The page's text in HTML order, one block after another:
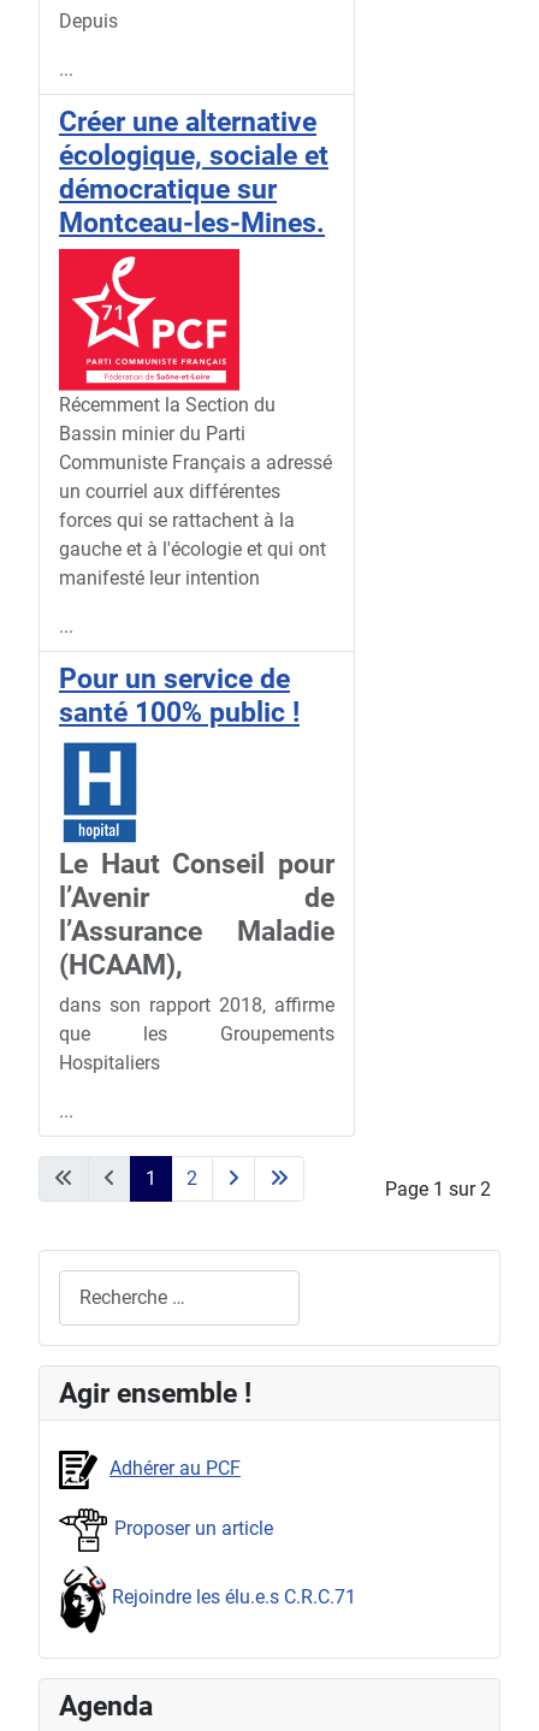
Depuis
...
Créer une alternative
écologique, sociale et
démocratique sur
Montceau-les-Mines.
Récemment la Section du
Bassin minier du Parti
Communiste Français a adressé
un courriel aux différentes
forces qui se rattachent à la
gauche et à l'écologie et qui ont
manifesté leur intention
...
Pour un service de
santé 100% public !
Le Haut Conseil pour
l’Avenir de
l’Assurance Maladie
(HCAAM),
dans son rapport 2018, affirme
que les Groupements
Hospitaliers
...
Page 1 sur 2
1 2
Agir ensemble !
Adhérer au PCF
Proposer un article
Rejoindre les élu.e.s C.R.C.71
Agenda